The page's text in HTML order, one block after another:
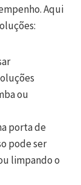
Aqui
ou
porta de
pode ser
limpando o